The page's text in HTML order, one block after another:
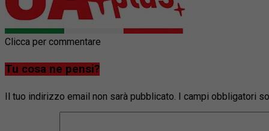
Clicca per commentare
Tu cosa ne pensi?
Il tuo indirizzo email non sarà pubblicato. I campi obbligatori